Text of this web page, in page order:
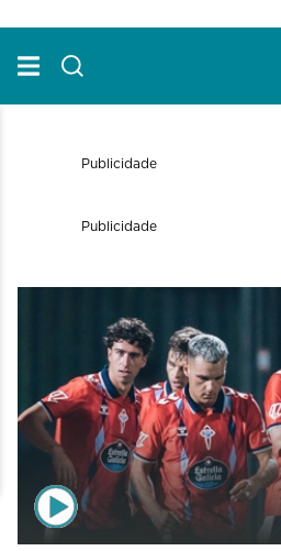
Publicidade
Publicidade